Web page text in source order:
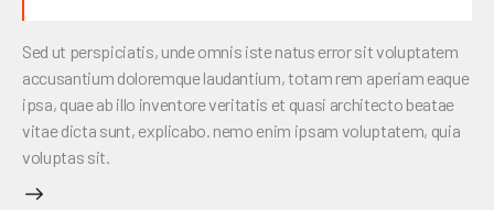
Sed ut perspiciatis, unde omnis iste natus error sit voluptatem
accusantium doloremque laudantium, totam rem aperiam eaque
ipsa, quae ab illo inventore veritatis et quasi architecto beatae
vitae dicta sunt, explicabo. nemo enim ipsam voluptatem, quia
voluptas sit.